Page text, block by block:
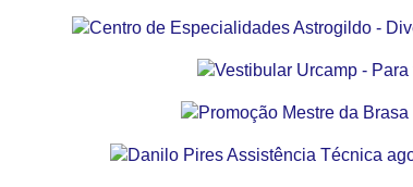
HOMENAGEADOS DA EDIÇÃO